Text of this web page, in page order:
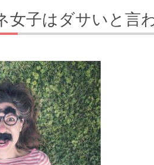
女子はダサいと言